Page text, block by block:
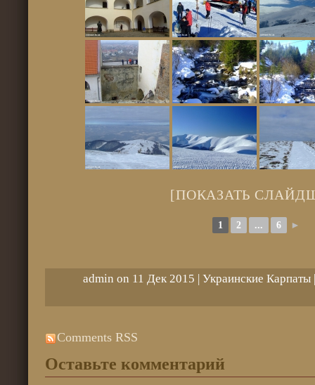
[ПОКАЗАТЬ
1 2 ... 6 ►
admin on 11 Дек 2015 | Украинские Карпаты
Comments RSS
Оставьте комментарий